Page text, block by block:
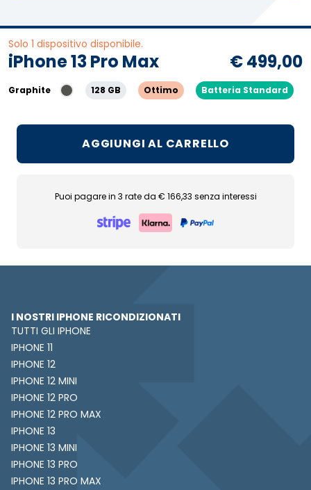
Solo 1 dispositivo disponibile.
iPhone 13 Pro Max € 499,00
Graphite 128 GB Ottimo Batteria Standard
AGGIUNGI AL CARRELLO
Puoi pagare in 3 rate da € 166,33 senza interessi
I NOSTRI IPHONE RICONDIZIONATI
TUTTI GLI IPHONE
IPHONE 11
IPHONE 12
IPHONE 12 MINI
IPHONE 12 PRO
IPHONE 12 PRO MAX
IPHONE 13
IPHONE 13 MINI
IPHONE 13 PRO
IPHONE 13 PRO MAX